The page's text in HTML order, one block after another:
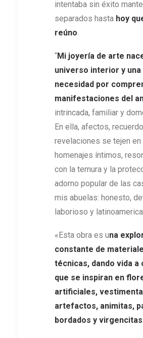
intentaba sin éxito
separados hasta hoy
reúno.
“Mi joyería de arte
universo interior y una
necesidad por
manifestaciones del
intrincada, familiar y
En ella, afectos,
revelaciones se tejen en
homenajes íntimos,
con la ternura y la
adorno popular de las
mis abuelas: honesto,
laborioso y
«Esta obra es una
constante de
técnicas, dando vida a
que se inspiran en
artificiales,
artefactos, animitas,
bordados y virgencitas.